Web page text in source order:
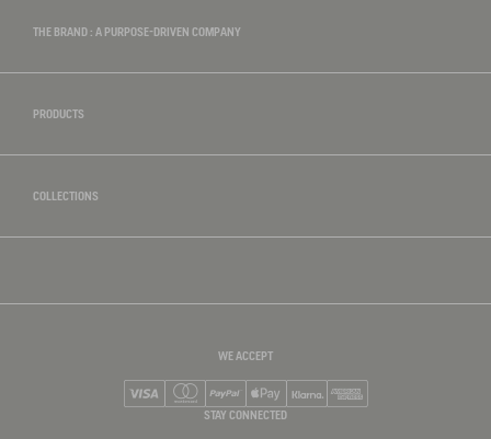
THE BRAND : A PURPOSE-DRIVEN COMPANY
PRODUCTS
COLLECTIONS
WE ACCEPT
Mastercard
PayPalApple Pay
STAY CONNECTED